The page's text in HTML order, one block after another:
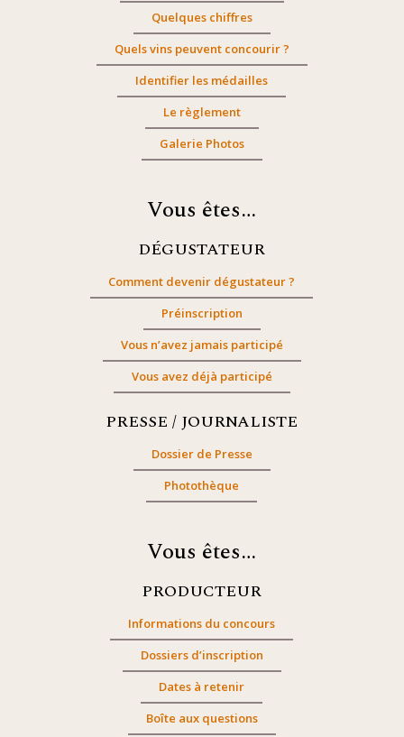
Quelques chiffres
Quels vins peuvent concourir ?
Identifier les médailles
Le règlement
Galerie Photos
Vous êtes…
DÉGUSTATEUR
Comment devenir dégustateur ?
Préinscription
Vous n’avez jamais participé
Vous avez déjà participé
PRESSE / JOURNALISTE
Dossier de Presse
Photothèque
Vous êtes…
PRODUCTEUR
Informations du concours
Dossiers d’inscription
Dates à retenir
Boîte aux questions